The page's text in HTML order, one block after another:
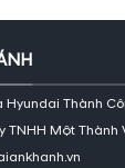
Hyundai Thành
TNHH Một Thành